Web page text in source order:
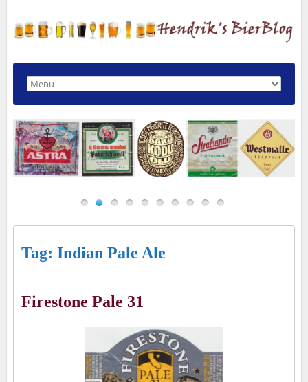
Tag: Indian Pale Ale
Firestone Pale 31